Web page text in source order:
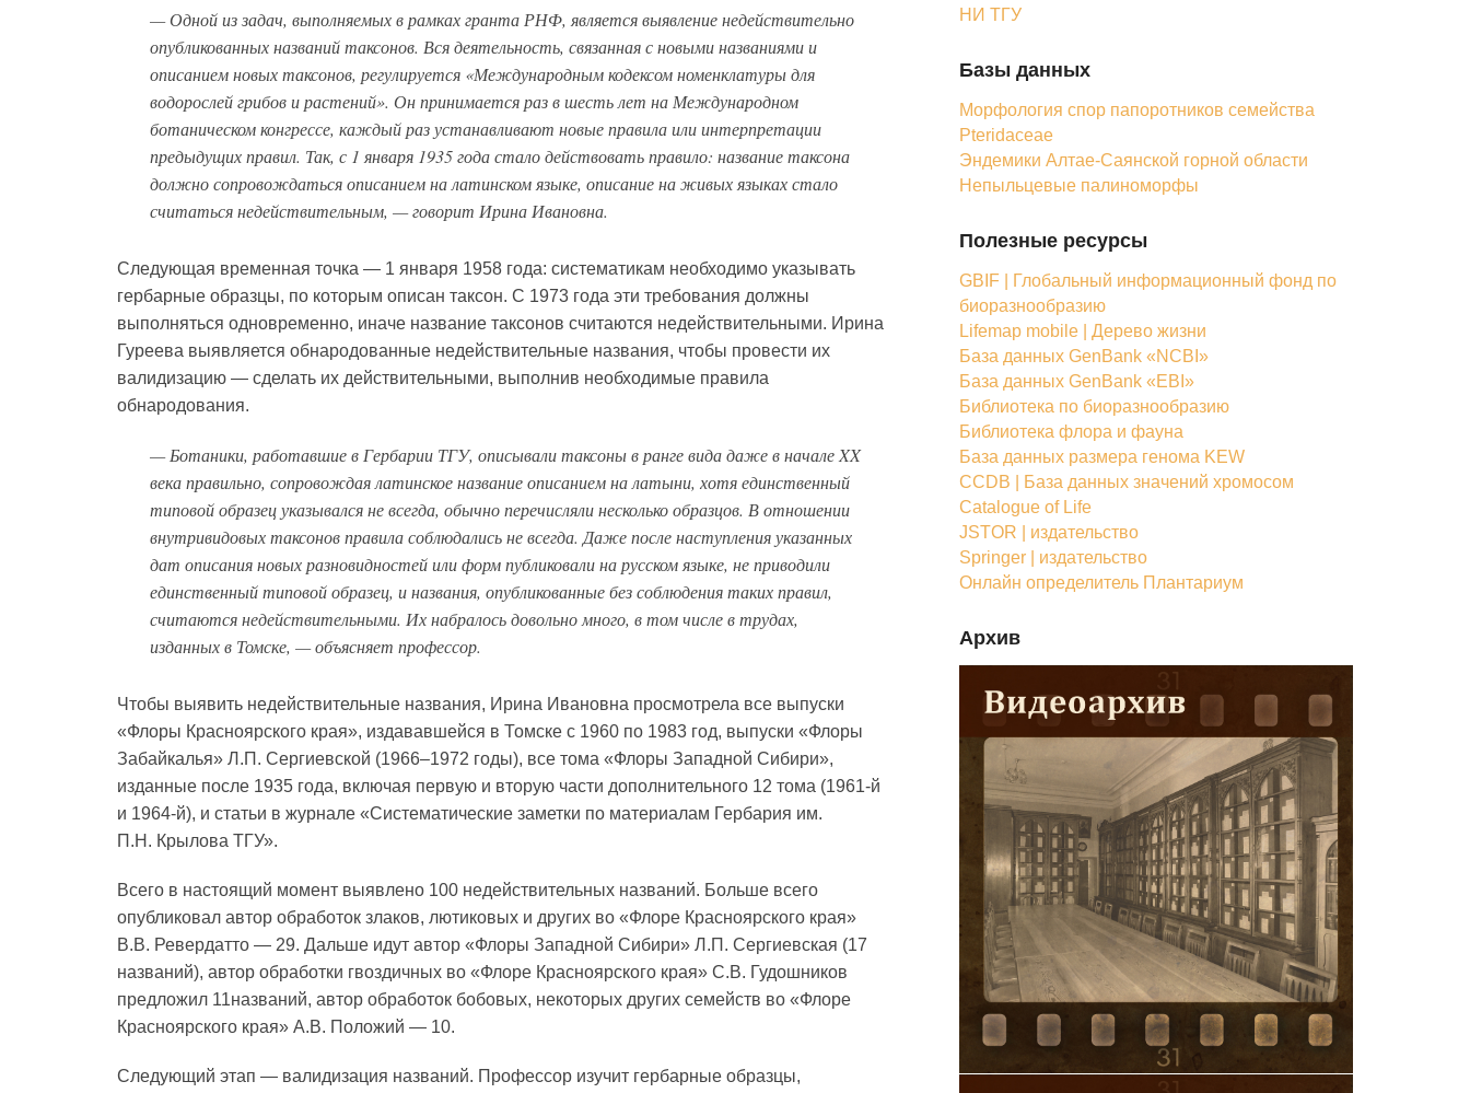
— Одной из задач, выполняемых в рамках гранта РНФ, является выявление недействительно
опубликованных названий таксонов. Вся деятельность, связанная с новыми названиями и
описанием новых таксонов, регулируется «Международным кодексом номенклатуры для
водорослей грибов и растений». Он принимается раз в шесть лет на Международном
ботаническом конгрессе, каждый раз устанавливают новые правила или интерпретации
предыдущих правил. Так, с 1 января 1935 года стало действовать правило: название таксона
должно сопровождаться описанием на латинском языке, описание на живых языках стало
считаться недействительным, — говорит Ирина Ивановна.
Следующая временная точка — 1 января 1958 года: систематикам необходимо указывать
гербарные образцы, по которым описан таксон. С 1973 года эти требования должны
выполняться одновременно, иначе название таксонов считаются недействительными. Ирина
Гуреева выявляется обнародованные недействительные названия, чтобы провести их
валидизацию — сделать их действительными, выполнив необходимые правила
обнародования.
— Ботаники, работавшие в Гербарии ТГУ, описывали таксоны в ранге вида даже в начале XX
века правильно, сопровождая латинское название описанием на латыни, хотя единственный
типовой образец указывался не всегда, обычно перечисляли несколько образцов. В отношении
внутривидовых таксонов правила соблюдались не всегда. Даже после наступления указанных
дат описания новых разновидностей или форм публиковали на русском языке, не приводили
единственный типовой образец, и названия, опубликованные без соблюдения таких правил,
считаются недействительными. Их набралось довольно много, в том числе в трудах,
изданных в Томске, — объясняет профессор.
Чтобы выявить недействительные названия, Ирина Ивановна просмотрела все выпуски
«Флоры Красноярского края», издававшейся в Томске с 1960 по 1983 год, выпуски «Флоры
Забайкалья» Л.П. Сергиевской (1966–1972 годы), все тома «Флоры Западной Сибири»,
изданные после 1935 года, включая первую и вторую части дополнительного 12 тома (1961-й
и 1964-й), и статьи в журнале «Систематические заметки по материалам Гербария им.
П.Н. Крылова ТГУ».
Всего в настоящий момент выявлено 100 недействительных названий. Больше всего
опубликовал автор обработок злаков, лютиковых и других во «Флоре Красноярского края»
В.В. Ревердатто — 29. Дальше идут автор «Флоры Западной Сибири» Л.П. Сергиевская (17
названий), автор обработки гвоздичных во «Флоре Красноярского края» С.В. Гудошников
предложил 11названий, автор обработок бобовых, некоторых других семейств во «Флоре
Красноярского края» А.В. Положий — 10.
Следующий этап — валидизация названий. Профессор изучит гербарные образцы,
НИ ТГУ
Базы данных
Морфология спор папоротников семейства
Pteridaceae
Эндемики Алтае-Саянской горной области
Непыльцевые палиноморфы
Полезные ресурсы
GBIF | Глобальный информационный фонд по
биоразнообразию
Lifemap mobile | Дерево жизни
База данных GenBank «NCBI»
База данных GenBank «EBI»
Библиотека по биоразнообразию
Библиотека флора и фауна
База данных размера генома KEW
CCDB | База данных значений хромосом
Catalogue of Life
JSTOR | издательство
Springer | издательство
Онлайн определитель Плантариум
Архив